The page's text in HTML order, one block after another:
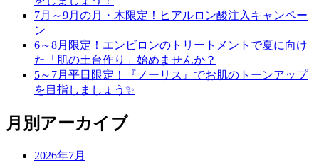
7月～9月の月・木限定！ヒアルロン酸注入キャンペー
ン
6～8月限定！エンビロンのトリートメントで夏に向け
た「肌の土台作り」始めませんか？
5～7月平日限定！『ノーリス』でお肌のトーンアップ
を目指しましょう✨
月別アーカイブ
2026年7月